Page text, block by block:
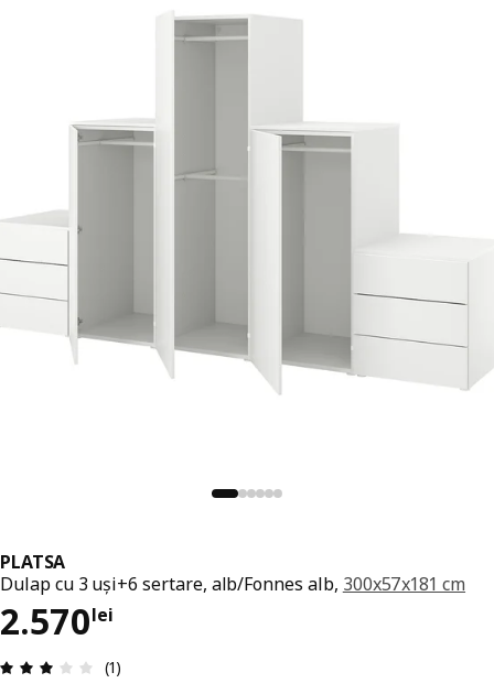
PLATSA
Dulap cu 3 uși+6 sertare, alb/Fonnes alb, 300x57x181 cm
2.570lei
Preț 2570lei
Prezentare generală: 3 din 5 stele Total
(1)